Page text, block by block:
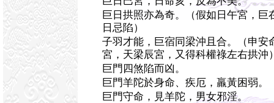
巨日拱照亦為奇。（假如日午宮，巨
日忌陷）
子羽才能，巨宿同梁沖且合。（申安
宮，天梁辰宮，又得科權祿左右拱沖
巨門四煞陷而凶。
巨門羊陀於身命、疾厄，羸黃困弱。
巨門守命，見羊陀，男女邪淫。